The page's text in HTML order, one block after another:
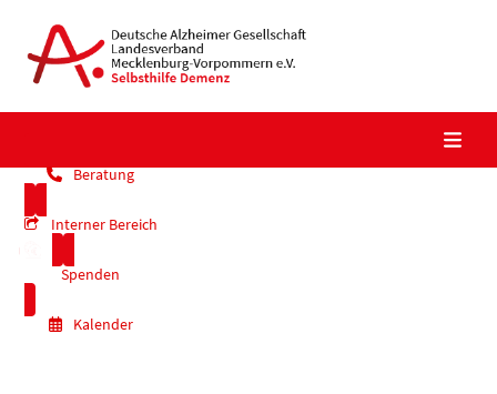
content
Beratung
Interner Bereich
Spenden
Kalender